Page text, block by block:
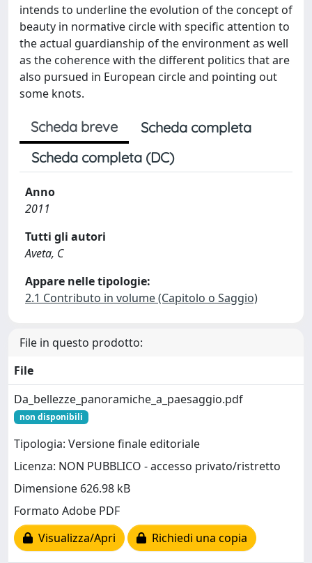
intends to underline the evolution of the concept of
beauty in normative circle with specific attention to
the actual guardianship of the environment as well
as the coherence with the different politics that are
also pursued in European circle and pointing out
some knots.
Scheda breve
Scheda completa
Scheda completa (DC)
Anno
2011
Tutti gli autori
Aveta, C
Appare nelle tipologie:
2.1 Contributo in volume (Capitolo o Saggio)
File in questo prodotto:
File
Da_bellezze_panoramiche_a_paesaggio.pdf
non disponibili
Tipologia: Versione finale editoriale
Licenza: NON PUBBLICO - accesso privato/ristretto
Dimensione 626.98 kB
Formato Adobe PDF
Visualizza/Apri
Richiedi una copia